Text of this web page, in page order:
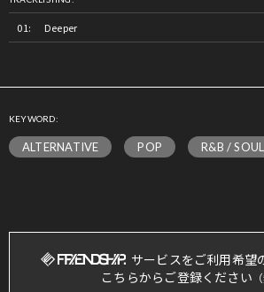
Deeper
KEYWORD:
ALTERNATIVE POP R&B / SOUL
サービスをご利用希望
こちらからご登録ください